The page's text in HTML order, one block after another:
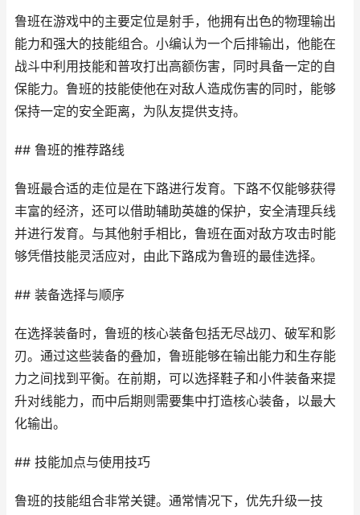
鲁班在游戏中的主要定位是射手，他拥有出色的物理输出
能力和强大的技能组合。小编认为一个后排输出，他能在
战斗中利用技能和普攻打出高额伤害，同时具备一定的自
保能力。鲁班的技能使他在对敌人造成伤害的同时，能够
保持一定的安全距离，为队友提供支持。
## 鲁班的推荐路线
鲁班最合适的走位是在下路进行发育。下路不仅能够获得
丰富的经济，还可以借助辅助英雄的保护，安全清理兵线
并进行发育。与其他射手相比，鲁班在面对敌方攻击时能
够凭借技能灵活应对，由此下路成为鲁班的最佳选择。
## 装备选择与顺序
在选择装备时，鲁班的核心装备包括无尽战刃、破军和影
刃。通过这些装备的叠加，鲁班能够在输出能力和生存能
力之间找到平衡。在前期，可以选择鞋子和小件装备来提
升对线能力，而中后期则需要集中打造核心装备，以最大
化输出。
## 技能加点与使用技巧
鲁班的技能组合非常关键。通常情况下，优先升级一技